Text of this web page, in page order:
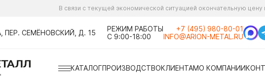
В связи с текущей экономической ситуацией окончательную
ПЕР. СЕМЁНОВСКИЙ, Д. 15
РЕЖИМ РАБОТЫ
С 9:00-18:00
+7 (495) 980-80-01
INFO@ARION-METAL.RU
КАТАЛОГПРОИЗВОДСТВОКЛИЕНТАМО КОМПАНИИ